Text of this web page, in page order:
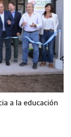
a la educación